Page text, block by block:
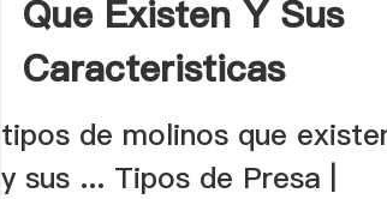
Que Existen Y Sus
Caracteristicas
tipos de molinos que
y sus ... Tipos de Presa |